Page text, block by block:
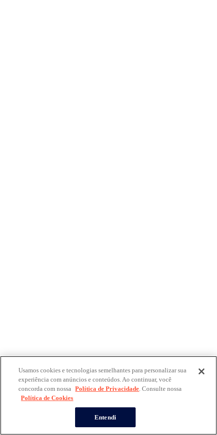
Usamos cookies e tecnologias semelhantes para personalizar sua
experiência com anúncios e conteúdos. Ao continuar, você
concorda com nossa Política de Privacidade. Consulte nossa
Política de Cookies
Entendi